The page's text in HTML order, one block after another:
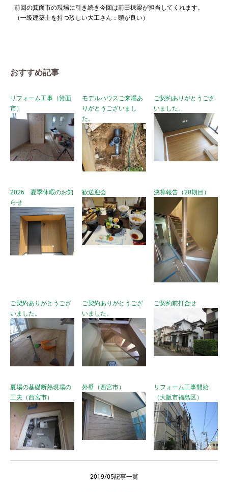
前回の箕面市の現場に引き続き今回は前田棟梁が担当してくれます。
（一級建築士を持つ珍しい大工さん：頭が良い）
おすすめ記事
リフォーム工事（箕面
市）
モデルハウスご来場あ
りがとうございまし
た。
ご契約ありがとうござ
いました。
2026 夏季休暇のお知
らせ
歓送迎会 決算報告（20期目）
ご契約ありがとうござ
いました。
ご契約ありがとうござ
いました。
ご契約前打合せ
夏場の基礎断熱現場の
工夫（西宮市）
外壁（西宮市）
リフォーム工事開始
（大阪市福島区）
2019/05記事一覧